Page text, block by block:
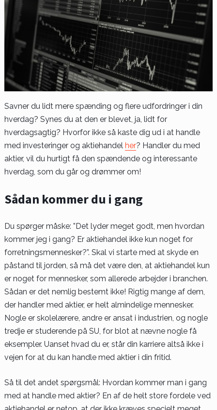
Savner du lidt mere spænding og flere udfordringer i din
hverdag? Synes du at den er blevet, ja, lidt for
hverdagsagtig? Hvorfor ikke så kaste dig ud i at handle
med investeringer og aktiehandel her? Handler du med
aktier, vil du hurtigt få den spændende og interessante
hverdag, som du går og drømmer om!
Sådan kommer du i gang
Du spørger måske: ”Det lyder meget godt, men hvordan
kommer jeg i gang? Er aktiehandel ikke kun noget for
forretningsmennesker?”. Skal vi starte med at skyde en
påstand til jorden, så må det være den, at aktiehandel kun
er noget for mennesker, som allerede arbejder i branchen.
Sådan er det nemlig bestemt ikke! Rigtig mange af dem,
der handler med aktier, er helt almindelige mennesker.
Nogle er skolelærere, andre er ansat i industrien, og nogle
tredje er studerende på SU, for blot at nævne nogle få
eksempler. Uanset hvad du er, står din karriere altså ikke i
vejen for at du kan handle med aktier i din fritid.
Så til det andet spørgsmål: Hvordan kommer man i gang
med at handle med aktier? En af de helt store fordele ved